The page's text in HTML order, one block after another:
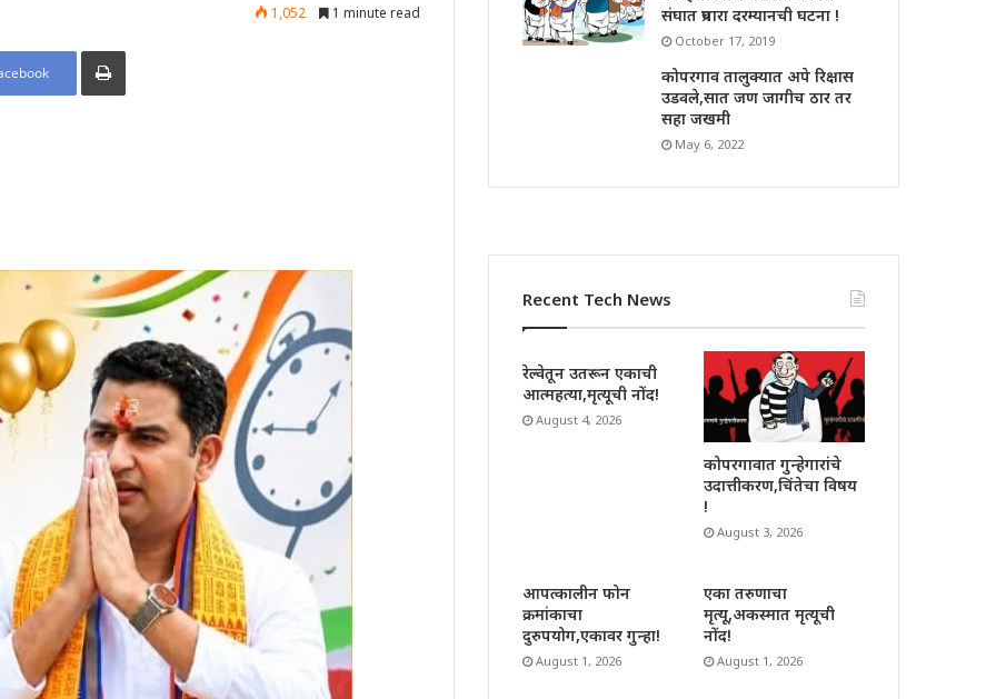
1,052 1 minute read
Print
संघात प्रचारा दरम्यानची घटना !
October 17, 2019
कोपरगाव तालुक्यात अपे रिक्षास
उडवले,सात जण जागीच ठार तर
सहा जखमी
May 6, 2022
Recent Tech News
रेल्वेतून उतरून एकाची
आत्महत्या,मृत्यूची नोंद!
August 4, 2026
कोपरगावात गुन्हेगारांचे
उदात्तीकरण,चिंतेचा विषय
!
August 3, 2026
आपत्कालीन फोन
क्रमांकाचा
दुरुपयोग,एकावर गुन्हा!
August 1, 2026
एका तरुणाचा
मृत्यू,अकस्मात मृत्यूची
नोंद!
August 1, 2026